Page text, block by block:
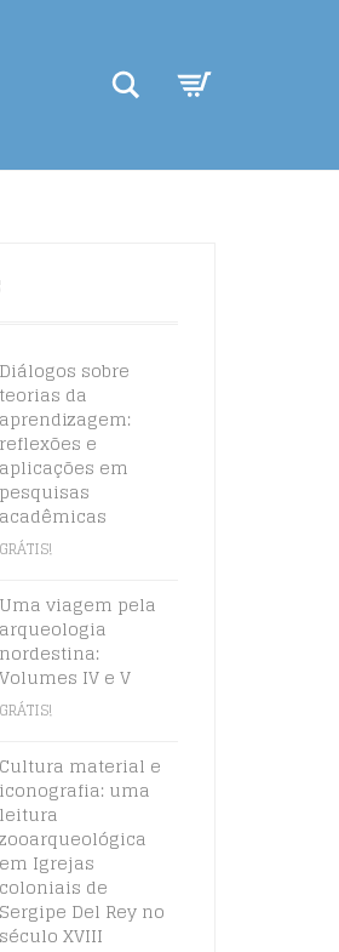
Search
Diálogos sobre
teorias da
aprendizagem:
reflexões e
aplicações em
pesquisas
acadêmicas
GRÁTIS!
Uma viagem pela
arqueologia
nordestina:
Volumes IV e V
GRÁTIS!
Cultura material e
iconografia: uma
leitura
em Igrejas
coloniais de
Sergipe Del Rey no
século XVIII